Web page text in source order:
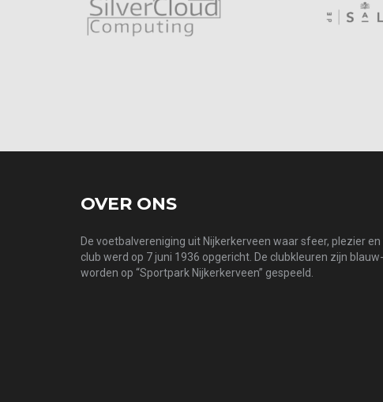
OVER ONS
De voetbalvereniging uit Nijkerkerveen waar sfeer, plezier
club werd op 7 juni 1936 opgericht. De clubkleuren zijn
worden op “Sportpark Nijkerkerveen” gespeeld.